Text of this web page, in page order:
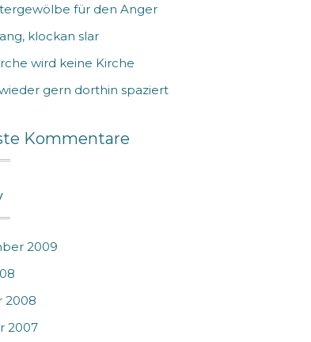
für den Anger
klockan slar
wird keine Kirche
gern dorthin spaziert
Kommentare
2009
2008
2007